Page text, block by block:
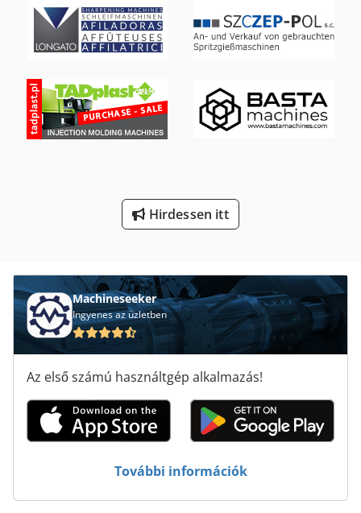
Lézervágó Gép
Szalagfűrész Gép
Univerzális Fémlemez-Feldolgozó Gép
Építési És Bontási Hulladékot
Hirdessen itt
Machineseeker
Ingyenes az üzletben
Az első számú használtgép alkalmazás!
További információk